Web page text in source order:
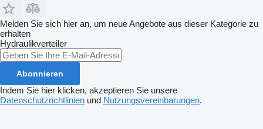
Melden Sie sich hier an, um neue Angebote aus dieser Kategorie zu
erhalten
Hydraulikverteiler
Abonnieren
Indem Sie hier klicken, akzeptieren Sie unsere
Datenschutzrichtlinien und Nutzungsvereinbarungen.